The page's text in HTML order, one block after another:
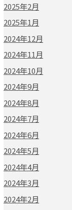
2025年2月
2025年1月
2024年12月
2024年11月
2024年10月
2024年9月
2024年8月
2024年7月
2024年6月
2024年5月
2024年4月
2024年3月
2024年2月